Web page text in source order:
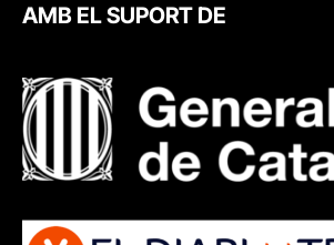
AMB EL SUPORT DE